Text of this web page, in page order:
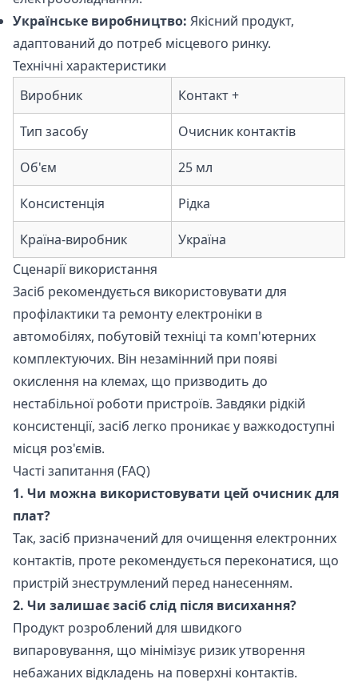
Українське виробництво: Якісний продукт,
адаптований до потреб місцевого ринку.
Технічні характеристики
Виробник
Контакт +
Тип засобу Очисник контактів
Об'єм 25 мл
Консистенція Рідка
Країна-виробник
Україна
Сценарії використання
Засіб рекомендується використовувати для
профілактики та ремонту електроніки в
автомобілях, побутовій техніці та комп'ютерних
комплектуючих. Він незамінний при появі
окислення на клемах, що призводить до
нестабільної роботи пристроїв. Завдяки рідкій
консистенції, засіб легко проникає у важкодоступні
місця роз'ємів.
Часті запитання (FAQ)
1. Чи можна використовувати цей очисник для
плат?
Так, засіб призначений для очищення електронних
контактів, проте рекомендується переконатися, що
пристрій знеструмлений перед нанесенням.
2. Чи залишає засіб слід після висихання?
Продукт розроблений для швидкого
випаровування, що мінімізує ризик утворення
небажаних відкладень на поверхні контактів.